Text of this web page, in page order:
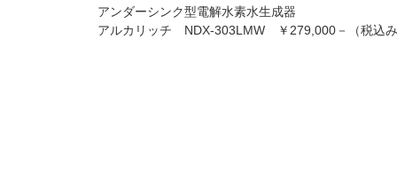
アンダーシンク型電解水素水生成器
アルカリッチ NDX-303LMW ￥279,000－（税込